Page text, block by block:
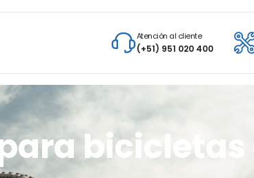
Atención al cliente
(+51) 951 020 400
bicicletas